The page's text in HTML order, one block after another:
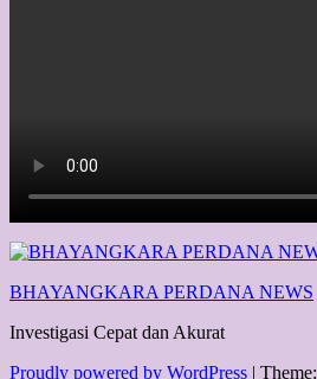
BHAYANGKARA PERDANA NEWS
Investigasi Cepat dan Akurat
Proudly powered by WordPress | Theme: